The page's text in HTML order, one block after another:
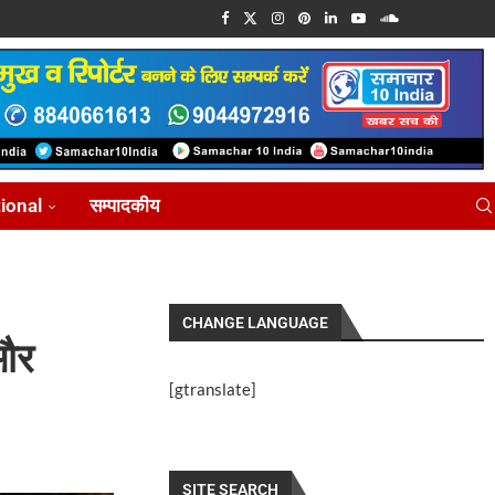
सम्पादकीय
CHANGE LANGUAGE
[gtranslate]
SITE SEARCH